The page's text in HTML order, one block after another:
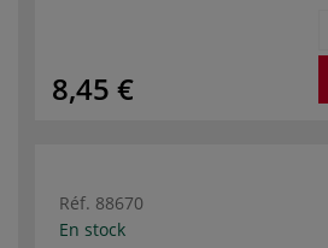
8,45 €
Réf. 88670
En stock